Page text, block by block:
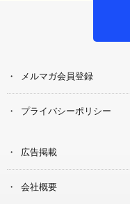
メルマガ会員登録
プライバシーポリシー
広告掲載
会社概要